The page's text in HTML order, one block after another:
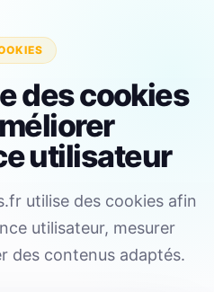
des cookies
utilisateur
utilise des cookies afin
utilisateur, mesurer
des contenus adaptés.